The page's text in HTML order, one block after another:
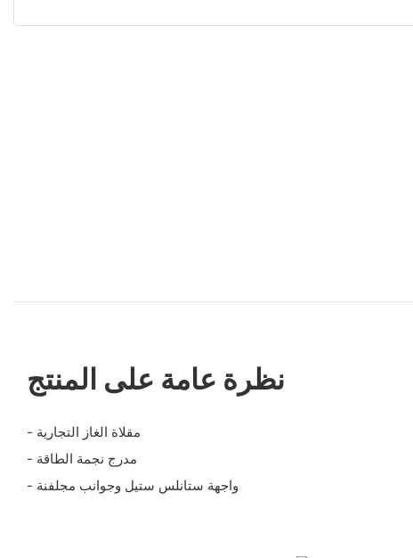
نظرة عامة على المنتج
- مقلاة الغاز التجارية
- مدرج نجمة الطاقة
- واجهة ستانلس ستيل وجوانب مجلفنة